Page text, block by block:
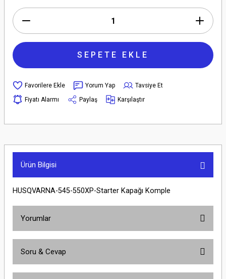
SEPETE EKLE
Yorum Yap
Tavsiye Et
Fiyatı Alarmı
Paylaş Karşılaştır
Ürün Bilgisi
HUSQVARNA-545-550XP-Starter Kapağı Komple
Yorumlar
Soru & Cevap